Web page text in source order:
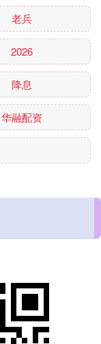
老兵
2026
降息
华融配资